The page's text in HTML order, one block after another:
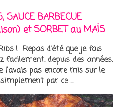
SAUCE BARBECUE
et SORBET au MAÏS
! Repas d'été que je fais
facilement, depuis des années.
l'avais pas encore mis sur le
par ce ...